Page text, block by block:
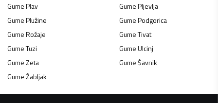
GumePlav GumePljevlja
GumePlužine GumePodgorica
GumeRožaje GumeTivat
GumeTuzi GumeUlcinj
GumeZeta GumeŠavnik
GumeŽabljak